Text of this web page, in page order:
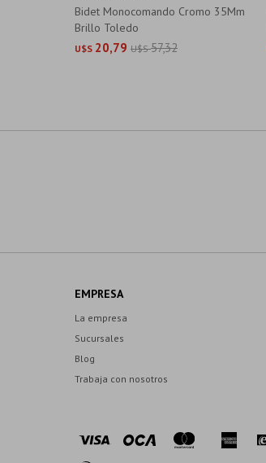
Bidet Monocomando Cromo 35Mm
Brillo Toledo
U$S 20,79 U$S 57,32
EMPRESA
La empresa
Sucursales
Blog
Trabaja con nosotros